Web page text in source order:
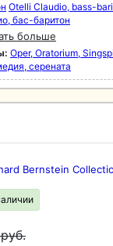
Otelli Claudio, bass-
бас-баритон
больше
Oper, Oratorium,
серената
Bernstein
руб.